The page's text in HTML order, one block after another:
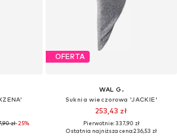
zł-25%
OFERTA
WAL G.
Suknia wieczorowa 'JACKIE'
253,43 zł
Pierwotnie: 337,90 zł
Ostatnia najniższa cena:236,53 zł